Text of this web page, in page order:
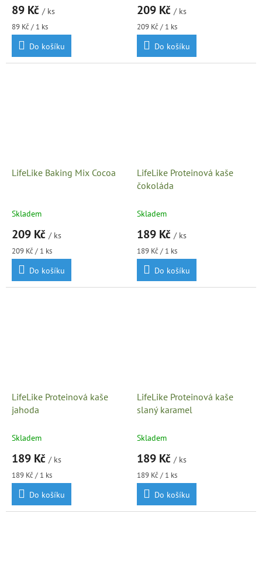
89 Kč / ks
Měrná
cena:
89 Kč / 1 ks
Do košíku
209 Kč / ks
Měrná
cena:
209 Kč / 1 ks
Do košíku
LifeLike Baking Mix Cocoa
Skladem
209 Kč / ks
Měrná
cena:
209 Kč / 1 ks
Do košíku
LifeLike Proteinová kaše
čokoláda
Skladem
189 Kč / ks
Měrná
cena:
189 Kč / 1 ks
Do košíku
LifeLike Proteinová kaše
jahoda
Skladem
189 Kč / ks
Měrná
cena:
189 Kč / 1 ks
Do košíku
LifeLike Proteinová kaše
slaný karamel
Skladem
189 Kč / ks
Měrná
cena:
189 Kč / 1 ks
Do košíku